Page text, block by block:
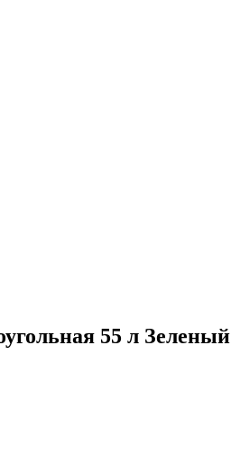
55 л Зеленый